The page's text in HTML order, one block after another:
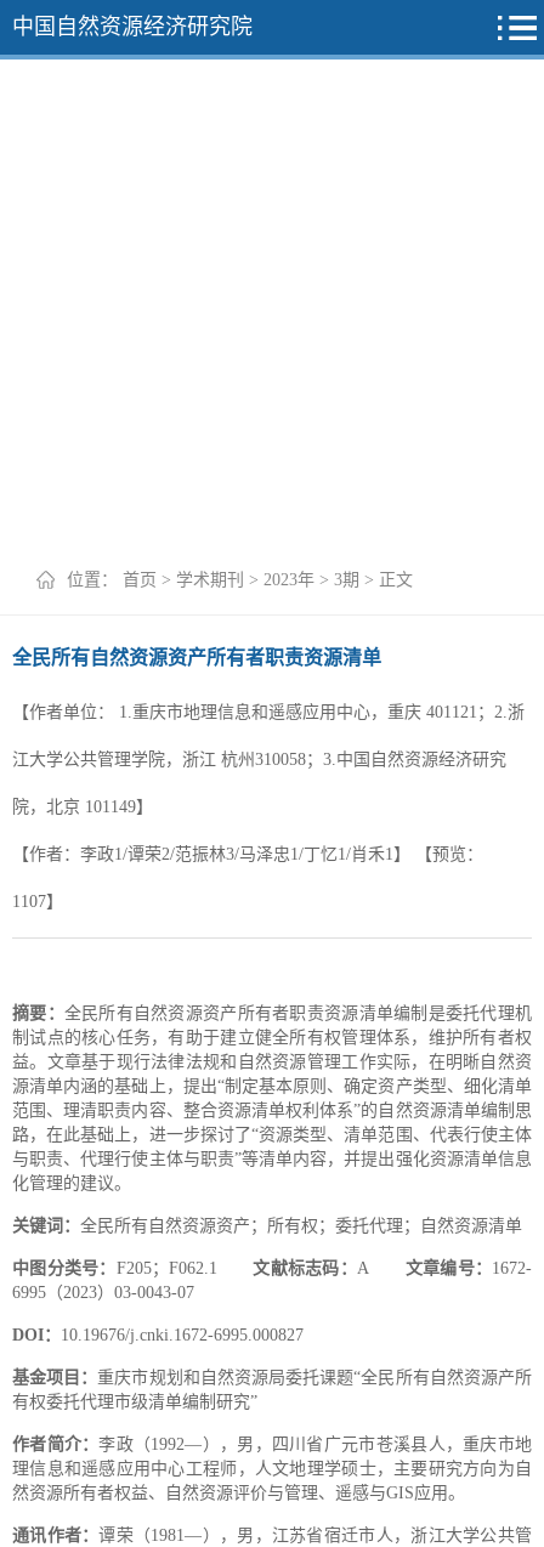
中国自然资源经济研究院
位置： 首页 > 学术期刊 > 2023年 > 3期 > 正文
全民所有自然资源资产所有者职责资源清单
【作者单位： 1.重庆市地理信息和遥感应用中心，重庆 401121；2.浙
江大学公共管理学院，浙江 杭州310058；3.中国自然资源经济研究
院，北京 101149】
【作者：李政1/谭荣2/范振林3/马泽忠1/丁忆1/肖禾1】 【预览：
1107】
摘要： 全民所有自然资源资产所有者职责资源清单编制是委托代理机
制试点的核心任务，有助于建立健全所有权管理体系，维护所有者权
益。文章基于现行法律法规和自然资源管理工作实际，在明晰自然资
源清单内涵的基础上，提出“制定基本原则、确定资产类型、细化清单
范围、理清职责内容、整合资源清单权利体系”的自然资源清单编制思
路，在此基础上，进一步探讨了“资源类型、清单范围、代表行使主体
与职责、代理行使主体与职责”等清单内容，并提出强化资源清单信息
化管理的建议。
关键词： 全民所有自然资源资产；所有权；委托代理；自然资源清单
中图分类号： F205；F062.1 文献标志码： A 文章编号： 1672-
6995（2023）03-0043-07
DOI： 10.19676/j.cnki.1672-6995.000827
基金项目：重庆市规划和自然资源局委托课题“全民所有自然资源产所
有权委托代理市级清单编制研究”
作者简介：李政（1992—），男，四川省广元市苍溪县人，重庆市地
理信息和遥感应用中心工程师，人文地理学硕士，主要研究方向为自
然资源所有者权益、自然资源评价与管理、遥感与GIS应用。
通讯作者：谭荣（1981—），男，江苏省宿迁市人，浙江大学公共管